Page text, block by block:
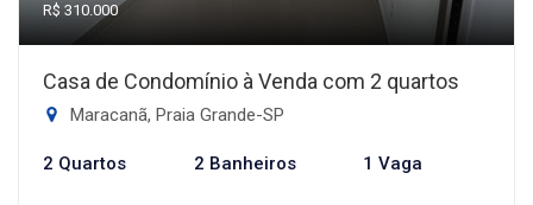
R$ 310.000
Casa de Condomínio à Venda com 2 quartos
Maracanã, Praia Grande-SP
2 Quartos 2 Banheiros 1 Vaga